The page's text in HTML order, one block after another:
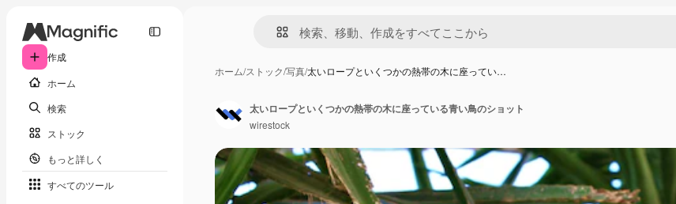
作成
ホーム
検索
ストック
もっと詳しく
すべてのツール
ホーム/ストック/写真/太いロープといくつかの熱帯の木に座ってい…
太いロープといくつかの熱帯の木に座っている青い鳥のショット
wirestock